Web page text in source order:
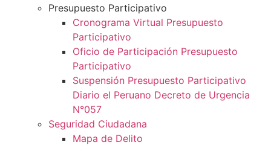
Presupuesto Participativo
Cronograma Virtual Presupuesto
Participativo
Oficio de Participación Presupuesto
Participativo
Suspensión Presupuesto Participativo
Diario el Peruano Decreto de Urgencia
N°057
Seguridad Ciudadana
Mapa de Delito